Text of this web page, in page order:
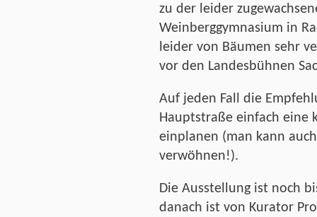
zu der leider
Weinberggymnasium in
leider von Bäumen sehr
vor den Landesbühnen
Auf jeden Fall die
Hauptstraße einfach eine
einplanen (man kann
verwöhnen!).
Die Ausstellung ist noch
danach ist von Kurator